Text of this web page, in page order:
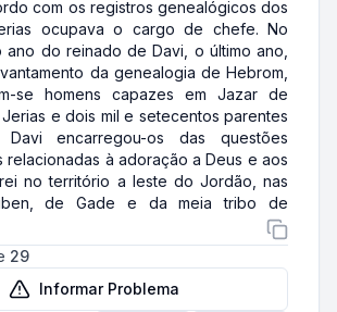
com os registros genealógicos dos
ocupava o cargo de chefe. No
ano do reinado de Davi, o último ano,
da genealogia de Hebrom,
se homens capazes em Jazar de
Jerias e dois mil e setecentos parentes
encarregou-os das questões
relacionadas à adoração a Deus e aos
no território a leste do Jordão, nas
de Gade e da meia tribo de
29
Informar Problema